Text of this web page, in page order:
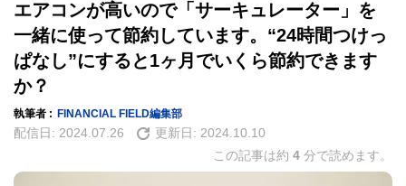
エアコンが高いので「サーキュレーター」を
一緒に使って節約しています。“24時間つけっ
ぱなし”にすると1ヶ月でいくら節約できます
か？
執筆者 : FINANCIAL FIELD編集部
配信日: 2024.07.26 更新日: 2024.10.10
この記事は約 4 分で読めます。